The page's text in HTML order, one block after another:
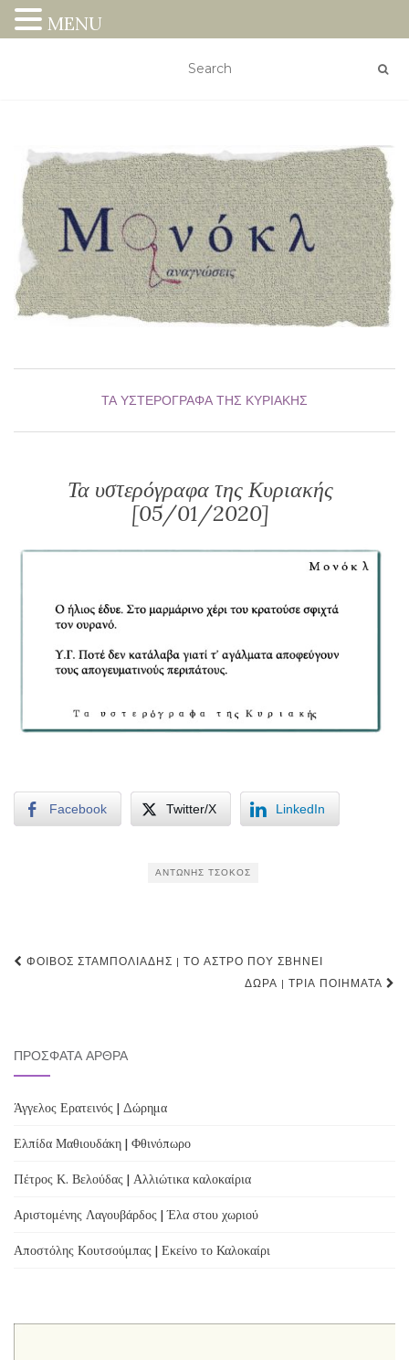
ΤΑ ΥΣΤΕΡΌΓΡΑΦΑ ΤΗΣ ΚΥΡΙΑΚΉΣ
Τα υστερόγραφα της Κυριακής
[05/01/2020]
Facebook Twitter/X LinkedIn
ΑΝΤΏΝΗΣ ΤΣΌΚΟΣ
Post
ΦΟΊΒΟΣ ΣΤΑΜΠΟΛΙΆΔΗΣ | ΤΟ ΆΣΤΡΟ ΠΟΥ ΣΒΉΝΕΙ
ΔΏΡΑ | ΤΡΊΑ ΠΟΙΉΜΑΤΑ
ΠΡΌΣΦΑΤΑ ΆΡΘΡΑ
Άγγελος Ερατεινός | Δώρημα
Ελπίδα Μαθιουδάκη | Φθινόπωρο
Πέτρος Κ. Βελούδας | Αλλιώτικα καλοκαίρια
Αριστομένης Λαγουβάρδος | Έλα στου χωριού
Αποστόλης Κουτσούμπας | Εκείνο το Καλοκαίρι
MENU